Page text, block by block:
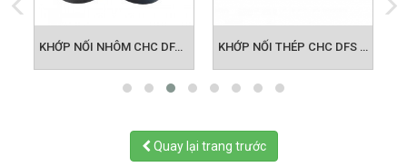
KHỚP NỐI NHÔM CHC DFA 38
Quay lại trang trước